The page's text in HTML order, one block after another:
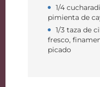
1/4
pimienta de
1/3 taza de
fresco,
picado